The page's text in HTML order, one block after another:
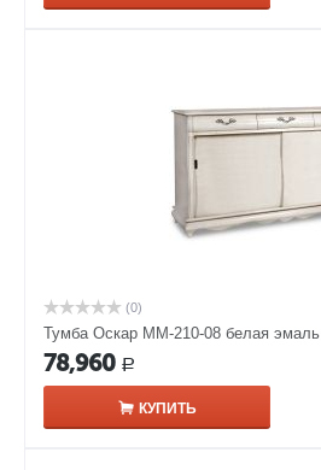
(0)
Тумба Оскар ММ-210-08 белая эмаль
78,960 Р
КУПИТЬ